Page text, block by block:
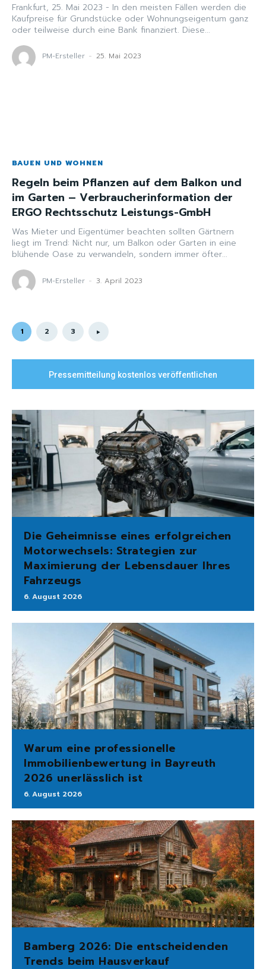
Frankfurt, 25. Mai 2023 - In den meisten Fällen werden die
Kaufpreise für Grundstücke oder Wohnungseigentum ganz
oder teilweise durch eine Bank finanziert. Diese...
PM-Ersteller - 25. Mai 2023
BAUEN UND WOHNEN
Regeln beim Pflanzen auf dem Balkon und
im Garten – Verbraucherinformation der
ERGO Rechtsschutz Leistungs-GmbH
Was Mieter und Eigentümer beachten sollten Gärtnern
liegt im Trend: Nicht nur, um Balkon oder Garten in eine
blühende Oase zu verwandeln, sondern immer öfter...
PM-Ersteller - 3. April 2023
1 2 3
Pressemitteilung kostenlos veröffentlichen
Die Geheimnisse eines erfolgreichen
Motorwechsels: Strategien zur
Maximierung der Lebensdauer Ihres
Fahrzeugs
6. August 2026
Warum eine professionelle
Immobilienbewertung in Bayreuth
2026 unerlässlich ist
6. August 2026
Bamberg 2026: Die entscheidenden
Trends beim Hausverkauf